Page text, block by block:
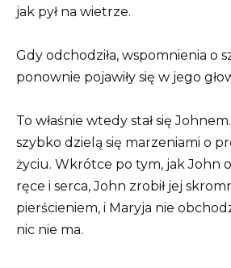
jak pył na wietrze.
Gdy odchodziła, wspomnienia o
ponownie pojawiły się w jego
To właśnie wtedy stał się
szybko dzielą się marzeniami o
życiu. Wkrótce po tym, jak John
ręce i serca, John zrobił jej
pierścieniem, i Maryja nie
nic nie ma.